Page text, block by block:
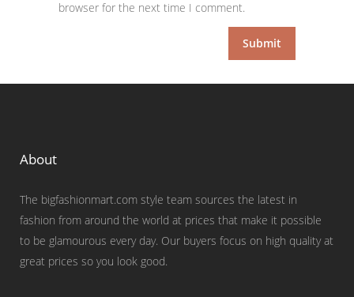
browser for the next time I comment.
About
The bigfashionmart.com style team sources the latest in
fashion from around the world at prices that make it possible
to be glamourous every day. Our buyers focus on high quality at
great prices so you look good.